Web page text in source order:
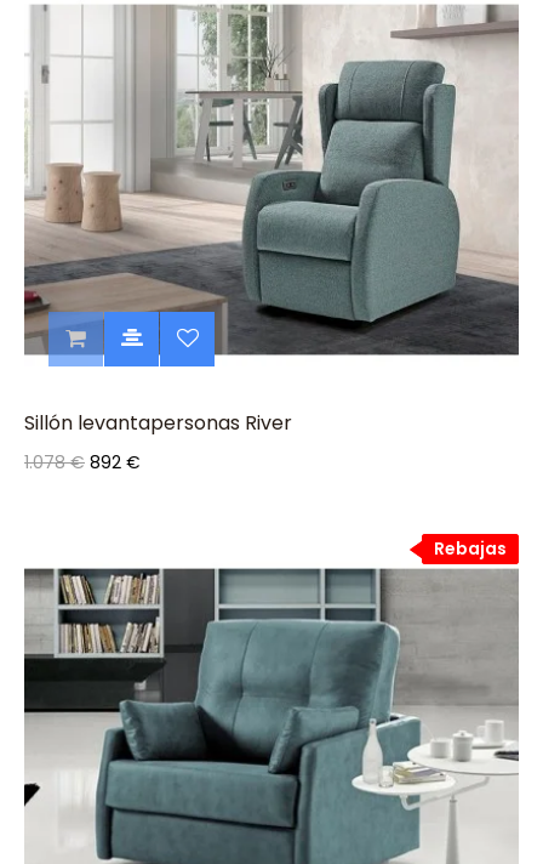
Sillón levantapersonas River
1.078 € 892 €
Rebajas
Rebajas